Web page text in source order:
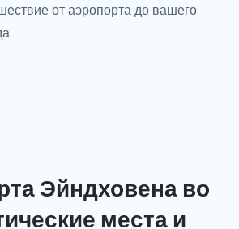
от аэропорта до вашего
Эйндховена во
места и